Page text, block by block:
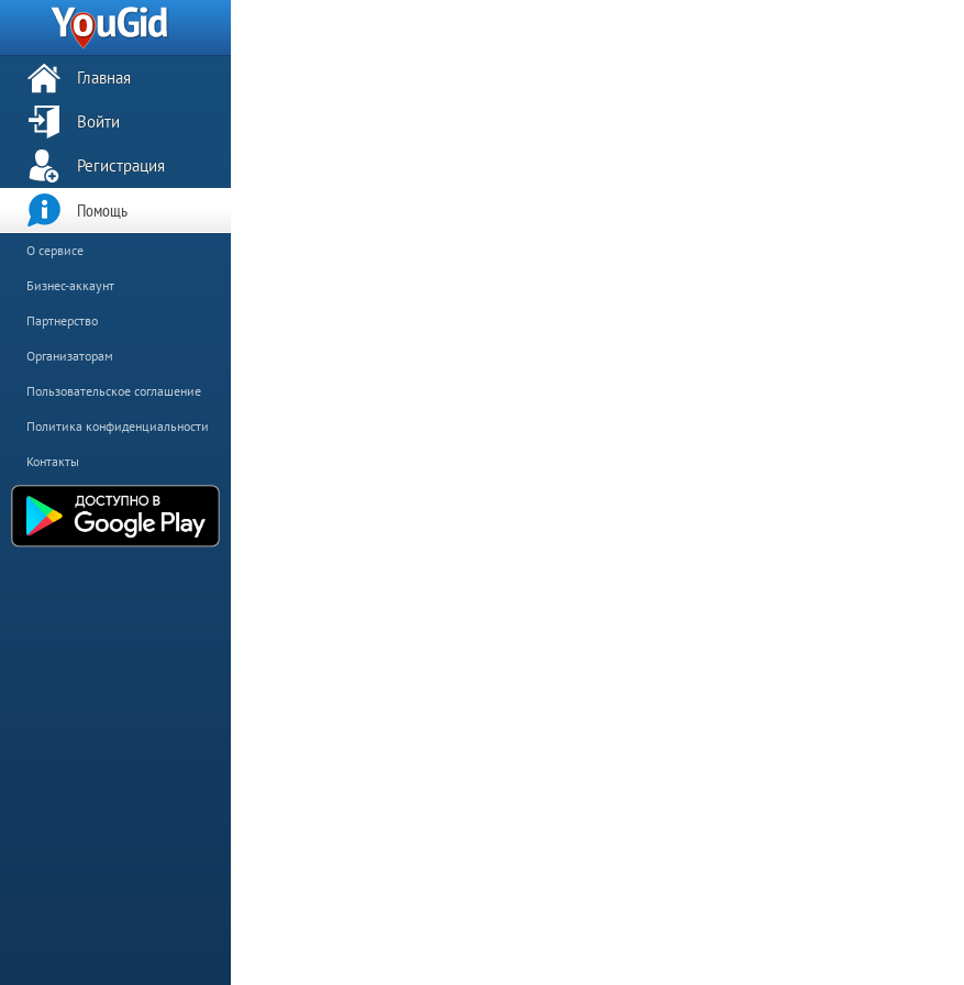
Главная
Войти
Регистрация
Помощь
О сервисе
Бизнес-аккаунт
Партнерство
Организаторам
Пользовательское соглашение
Политика конфиденциальности
Контакты